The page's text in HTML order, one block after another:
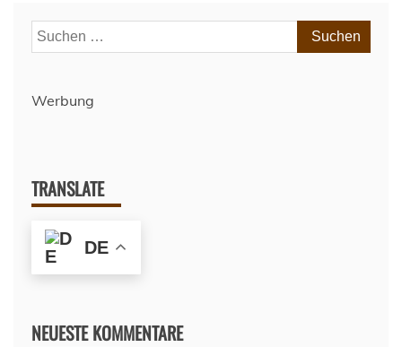
Suchen
nach:
Werbung
TRANSLATE
DE
NEUESTE KOMMENTARE